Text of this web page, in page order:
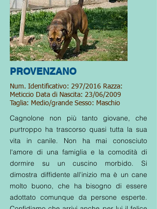
PROVENZANO
Num. Identificativo: 297/2016 Razza:
Meticcio Data di Nascita: 23/06/2009
Taglia: Medio/grande Sesso: Maschio
Cagnolone non più tanto giovane, che
purtroppo ha trascorso quasi tutta la sua
vita in canile. Non ha mai conosciuto
l'amore di una famiglia e la comodità di
dormire su un cuscino morbido. Si
dimostra diffidente all'inizio ma è un cane
molto buono, che ha bisogno di essere
adottato comunque da persone esperte.